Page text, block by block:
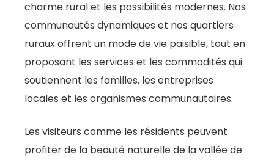
charme rural et les possibilités modernes. Nos
communautés dynamiques et nos quartiers
ruraux offrent un mode de vie paisible, tout en
proposant les services et les commodités qui
soutiennent les familles, les entreprises
locales et les organismes communautaires.
Les visiteurs comme les résidents peuvent
profiter de la beauté naturelle de la vallée de